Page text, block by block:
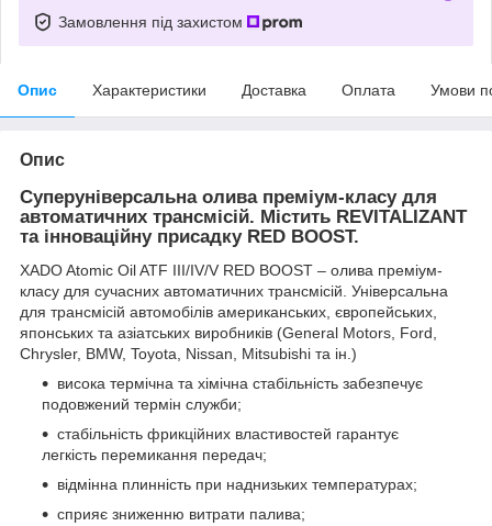
Замовлення під захистом
Опис Характеристики Доставка Оплата Умови
Опис
Суперуніверсальна олива преміум-класу для
автоматичних трансмісій. Містить REVITALIZANT
та інноваційну присадку RED BOOST.
XADO Atomic Oil ATF III/IV/V RED BOOST – олива преміум-
класу для сучасних автоматичних трансмісій. Універсальна
для трансмісій автомобілів американських, європейських,
японських та азіатських виробників (General Motors, Ford,
Chrysler, BMW, Toyota, Nissan, Mitsubishi та ін.)
висока термічна та хімічна стабільність забезпечує
подовжений термін служби;
стабільність фрикційних властивостей гарантує
легкість перемикання передач;
відмінна плинність при наднизьких температурах;
сприяє зниженню витрати палива;